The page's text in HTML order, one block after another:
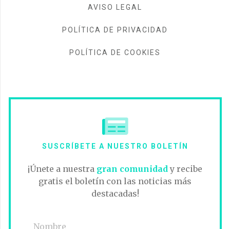
AVISO LEGAL
POLÍTICA DE PRIVACIDAD
POLÍTICA DE COOKIES
SUSCRÍBETE A NUESTRO BOLETÍN
¡Únete a nuestra gran comunidad y recibe
gratis el boletín con las noticias más
destacadas!